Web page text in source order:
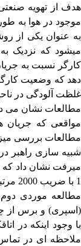
هدف از تهویه
موجود در هوا به
به عنوان یکی از
میشود که نزدیک
کارگر نسبت به
دهد که وضعیت
غلظت آلودگی در
مطالعات نشان می
مواقعی که جریان
مطالعات بررسی
شبیه سازی راهبر
میرفت نشان داد که
1 با ضریب 2000 مرتبه کمتر از وضعیت شماره 2 بود.
مطالعه موردی دوم
(اسپری) و برس از
با وجود اینکه در
ملاحظه ای در تماس